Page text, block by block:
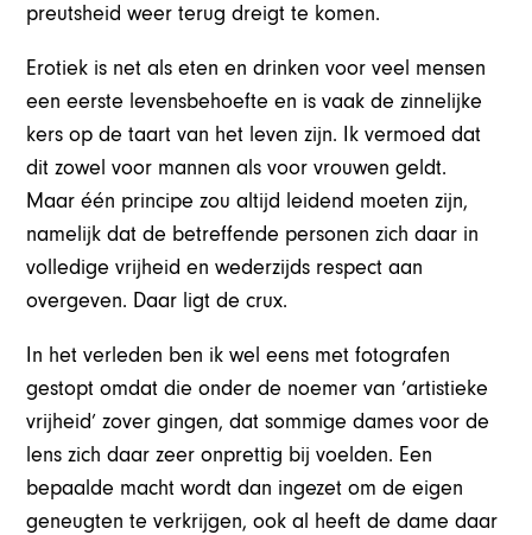
preutsheid weer terug dreigt te komen.
Erotiek is net als eten en drinken voor veel mensen
een eerste levensbehoefte en is vaak de zinnelijke
kers op de taart van het leven zijn. Ik vermoed dat
dit zowel voor mannen als voor vrouwen geldt.
Maar één principe zou altijd leidend moeten zijn,
namelijk dat de betreffende personen zich daar in
volledige vrijheid en wederzijds respect aan
overgeven. Daar ligt de crux.
In het verleden ben ik wel eens met fotografen
gestopt omdat die onder de noemer van ‘artistieke
vrijheid’ zover gingen, dat sommige dames voor de
lens zich daar zeer onprettig bij voelden. Een
bepaalde macht wordt dan ingezet om de eigen
geneugten te verkrijgen, ook al heeft de dame daar